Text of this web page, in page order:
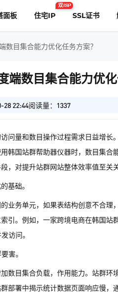
面板 住宅IP
双ISP
SSL证书
数目集合能力优化任务方案？
端数目集合能力优化
28 22:44阅读量：1337
问量和数目操作过程需求日益增
韩国站群帮助器仪器时，数目集
，对提升站群网站整体效率值至关关
基础。
业务单元，如果表结构创意不合
引。例如，一家跨境电商在韩国
访问。
害。
数目集合负载，作用能力。站群
部署中揭示统计数据页面响应慢